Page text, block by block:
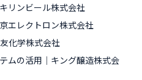
リンビール株式会社
エレクトロン株式会社
化学株式会社
ムの活用｜キング醸造株式会